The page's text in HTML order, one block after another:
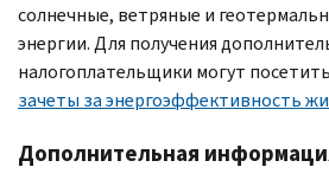
солнечные, ветряные и
энергии. Для получения
налогоплательщики могут
зачеты за энергоэффективность
Дополнительная